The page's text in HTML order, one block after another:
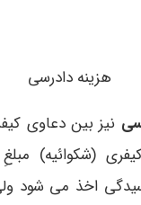
هزینه دادرسی
نیز بین دعاوی
(شکوائیه)
اخذ می­ شود